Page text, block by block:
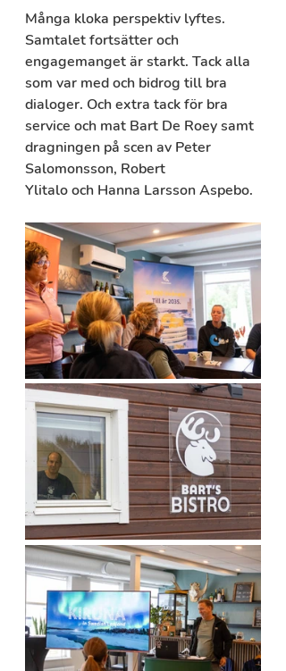
Många kloka perspektiv lyftes.
Samtalet fortsätter och
engagemanget är starkt. Tack alla
som var med och bidrog till bra
dialoger. Och extra tack för bra
service och mat Bart De Roey samt
dragningen på scen av Peter
Salomonsson, Robert
Ylitalo och Hanna Larsson Aspebo.